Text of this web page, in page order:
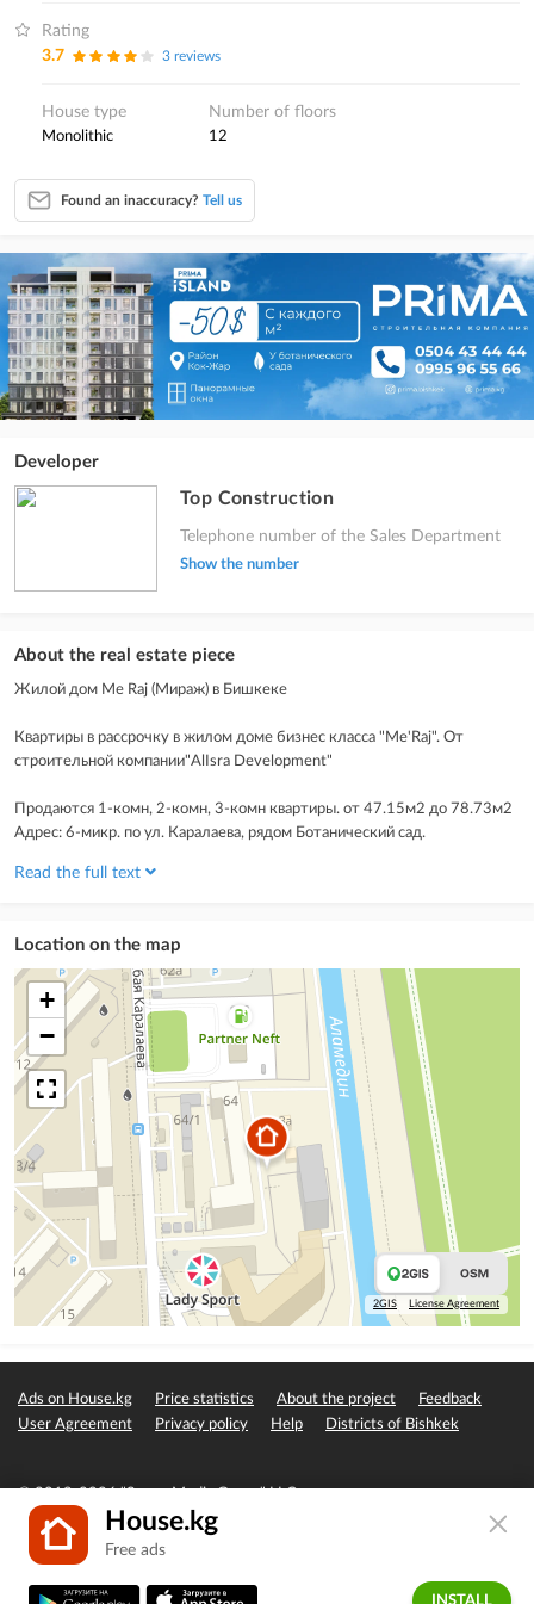
Rating
3.7
3 reviews
House type
monolithic
Number of floors
12
Found an inaccuracy? Tell us
Developer
Top Construction
Telephone number of the Sales Department
Show the number
About the real estate piece
Жилой дом Me Raj (Мираж) в Бишкеке
Квартиры в рассрочку в жилом доме бизнес класса "Me'Raj". От
строительной компании"AlIsra Development"
Продаются 1-комн, 2-комн, 3-комн квартиры. от 47.15м2 до 78.73м2
Адрес: 6-микр. по ул. Каралаева, рядом Ботанический сад.
Преимущества дома:
кафе)
• Газ
• Утепление базальтовым волокном
• Шумоизоляция между квартирами
• Высокоскоростной интернет
• Бесшумные, быстрые лифты
• Бронированные входные двери
• Просторный двор
• Благоустройство двора: детская площадка с резиновым покрытием,
гостевой паркинг(подземный, надземный), озеленение, зона отдыха
Рассрочка на 24 мес. Первоначальный взнос 30%.
Есть возможность обмена на авто и вторичную недвижимость
Read the full text
Location on the map
+
−
2GIS License Agreement
Ads on House.kg Price statistics About the project
Feedback
User Agreement
Privacy policy Help Districts of Bishkek
© 2019-2026 "Seven Media Group" LLC
House.kg
Free ads